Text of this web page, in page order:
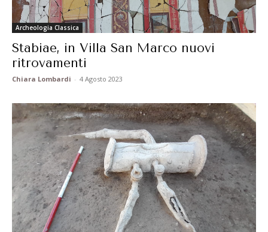
Archeologia Classica
Stabiae, in Villa San Marco nuovi
ritrovamenti
Chiara Lombardi - 4 Agosto 2023